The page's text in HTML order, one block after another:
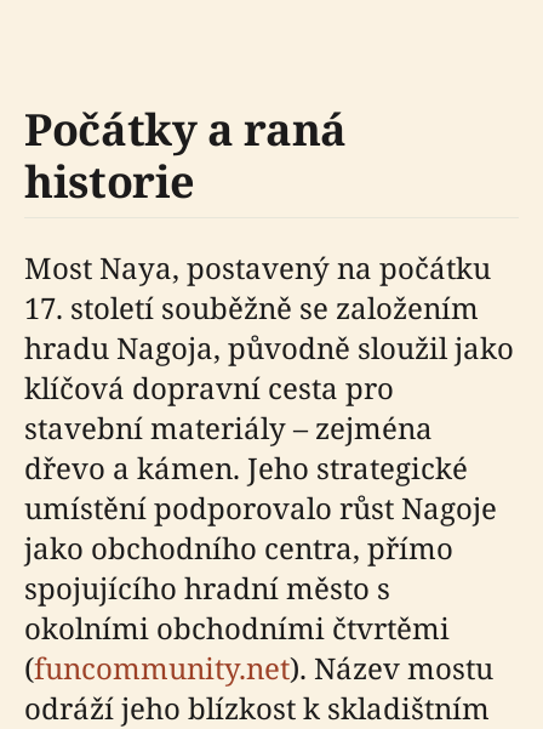
Počátky a raná
historie
Most Naya, postavený na počátku
17. století souběžně se založením
hradu Nagoja, původně sloužil jako
klíčová dopravní cesta pro
stavební materiály – zejména
dřevo a kámen. Jeho strategické
umístění podporovalo růst Nagoje
jako obchodního centra, přímo
spojujícího hradní město s
okolními obchodními čtvrtěmi
(funcommunity.net). Název mostu
odráží jeho blízkost k skladištním